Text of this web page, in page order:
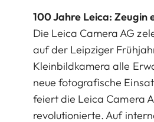
100 Jahre Leica: Zeugin
Die Leica Camera AG
auf der Leipziger
Kleinbildkamera alle
neue fotografische
feiert die Leica Camera
revolutionierte. Auf